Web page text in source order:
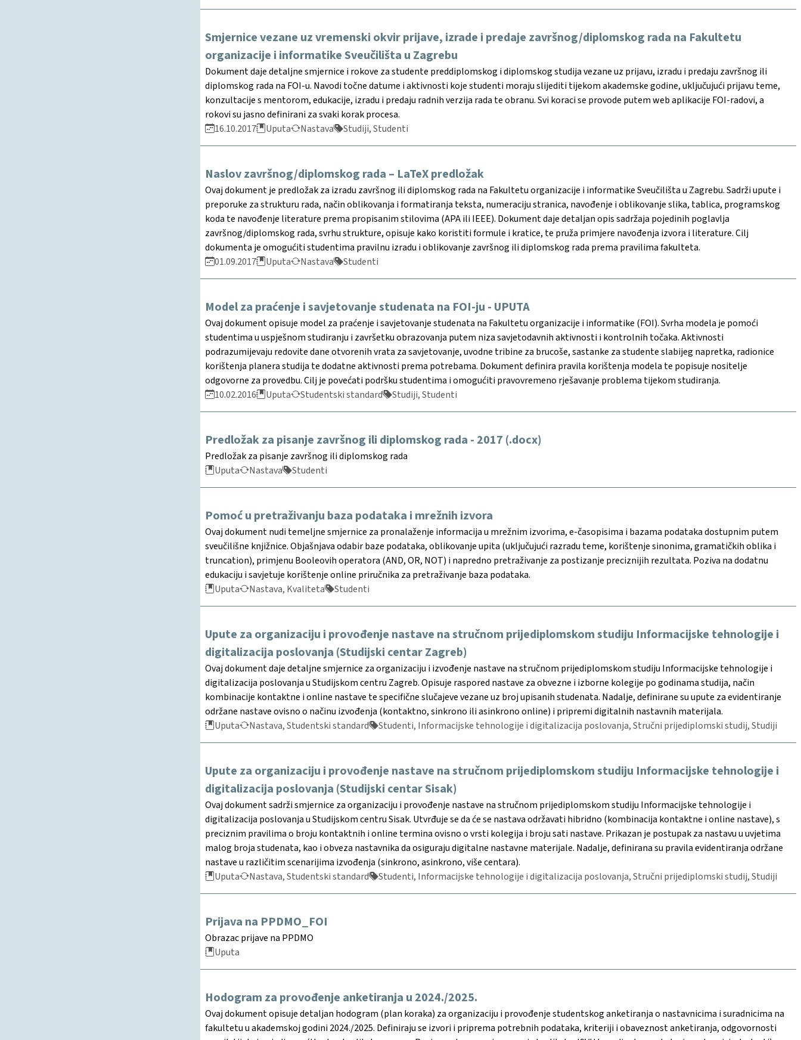
Smjernice vezane uz vremenski okvir prijave, izrade i predaje završnog/diplomskog rada na Fakultetu
organizacije i informatike Sveučilišta u Zagrebu
Dokument daje detaljne smjernice i rokove za studente preddiplomskog i diplomskog studija vezane uz prijavu, izradu i predaju završnog ili
diplomskog rada na FOI-u. Navodi točne datume i aktivnosti koje studenti moraju slijediti tijekom akademske godine, uključujući prijavu teme,
konzultacije s mentorom, edukacije, izradu i predaju radnih verzija rada te obranu. Svi koraci se provode putem web aplikacije FOI-radovi, a
rokovi su jasno definirani za svaki korak procesa.
16.10.2017
Uputa Nastava Studiji, Studenti
Naslov završnog/diplomskog rada – LaTeX predložak
Ovaj dokument je predložak za izradu završnog ili diplomskog rada na Fakultetu organizacije i informatike Sveučilišta u Zagrebu. Sadrži upute i
preporuke za strukturu rada, način oblikovanja i formatiranja teksta, numeraciju stranica, navođenje i oblikovanje slika, tablica, programskog
koda te navođenje literature prema propisanim stilovima (APA ili IEEE). Dokument daje detaljan opis sadržaja pojedinih poglavlja
završnog/diplomskog rada, svrhu strukture, opisuje kako koristiti formule i kratice, te pruža primjere navođenja izvora i literature. Cilj
dokumenta je omogućiti studentima pravilnu izradu i oblikovanje završnog ili diplomskog rada prema pravilima fakulteta.
01.09.2017
Uputa Nastava Studenti
Model za praćenje i savjetovanje studenata na FOI-ju - UPUTA
Ovaj dokument opisuje model za praćenje i savjetovanje studenata na Fakultetu organizacije i informatike (FOI). Svrha modela je pomoći
studentima u uspješnom studiranju i završetku obrazovanja putem niza savjetodavnih aktivnosti i kontrolnih točaka. Aktivnosti
podrazumijevaju redovite dane otvorenih vrata za savjetovanje, uvodne tribine za brucoše, sastanke za studente slabijeg napretka, radionice
korištenja planera studija te dodatne aktivnosti prema potrebama. Dokument definira pravila korištenja modela te popisuje nositelje
odgovorne za provedbu. Cilj je povećati podršku studentima i omogućiti pravovremeno rješavanje problema tijekom studiranja.
10.02.2016
Uputa Studentski standard Studiji, Studenti
Predložak za pisanje završnog ili diplomskog rada - 2017 (.docx)
Predložak za pisanje završnog ili diplomskog rada
Uputa
Nastava Studenti
Pomoć u pretraživanju baza podataka i mrežnih izvora
Ovaj dokument nudi temeljne smjernice za pronalaženje informacija u mrežnim izvorima, e-časopisima i bazama podataka dostupnim putem
sveučilišne knjižnice. Objašnjava odabir baze podataka, oblikovanje upita (uključujući razradu teme, korištenje sinonima, gramatičkih oblika i
truncation), primjenu Booleovih operatora (AND, OR, NOT) i napredno pretraživanje za postizanje preciznijih rezultata. Poziva na dodatnu
edukaciju i savjetuje korištenje online priručnika za pretraživanje baza podataka.
Uputa
Nastava, Kvaliteta Studenti
Upute za organizaciju i provođenje nastave na stručnom prijediplomskom studiju Informacijske tehnologije i
digitalizacija poslovanja (Studijski centar Zagreb)
Ovaj dokument daje detaljne smjernice za organizaciju i izvođenje nastave na stručnom prijediplomskom studiju Informacijske tehnologije i
digitalizacija poslovanja u Studijskom centru Zagreb. Opisuje raspored nastave za obvezne i izborne kolegije po godinama studija, način
kombinacije kontaktne i online nastave te specifične slučajeve vezane uz broj upisanih studenata. Nadalje, definirane su upute za evidentiranje
održane nastave ovisno o načinu izvođenja (kontaktno, sinkrono ili asinkrono online) i pripremi digitalnih nastavnih materijala.
Uputa
Nastava, Studentski standard Studenti, Informacijske tehnologije i digitalizacija poslovanja, Stručni prijediplomski studij, Studiji
Upute za organizaciju i provođenje nastave na stručnom prijediplomskom studiju Informacijske tehnologije i
digitalizacija poslovanja (Studijski centar Sisak)
Ovaj dokument sadrži smjernice za organizaciju i provođenje nastave na stručnom prijediplomskom studiju Informacijske tehnologije i
digitalizacija poslovanja u Studijskom centru Sisak. Utvrđuje se da će se nastava održavati hibridno (kombinacija kontaktne i online nastave), s
preciznim pravilima o broju kontaktnih i online termina ovisno o vrsti kolegija i broju sati nastave. Prikazan je postupak za nastavu u uvjetima
malog broja studenata, kao i obveza nastavnika da osiguraju digitalne nastavne materijale. Nadalje, definirana su pravila evidentiranja održane
nastave u različitim scenarijima izvođenja (sinkrono, asinkrono, više centara).
Uputa
Nastava, Studentski standard Studenti, Informacijske tehnologije i digitalizacija poslovanja, Stručni prijediplomski studij, Studiji
Prijava na PPDMO_FOI
Obrazac prijave na PPDMO
Uputa
Hodogram za provođenje anketiranja u 2024./2025.
Ovaj dokument opisuje detaljan hodogram (plan koraka) za organizaciju i provođenje studentskog anketiranja o nastavnicima i suradnicima na
fakultetu u akademskoj godini 2024./2025. Definiraju se izvori i priprema potrebnih podataka, kriteriji i obaveznost anketiranja, odgovornosti